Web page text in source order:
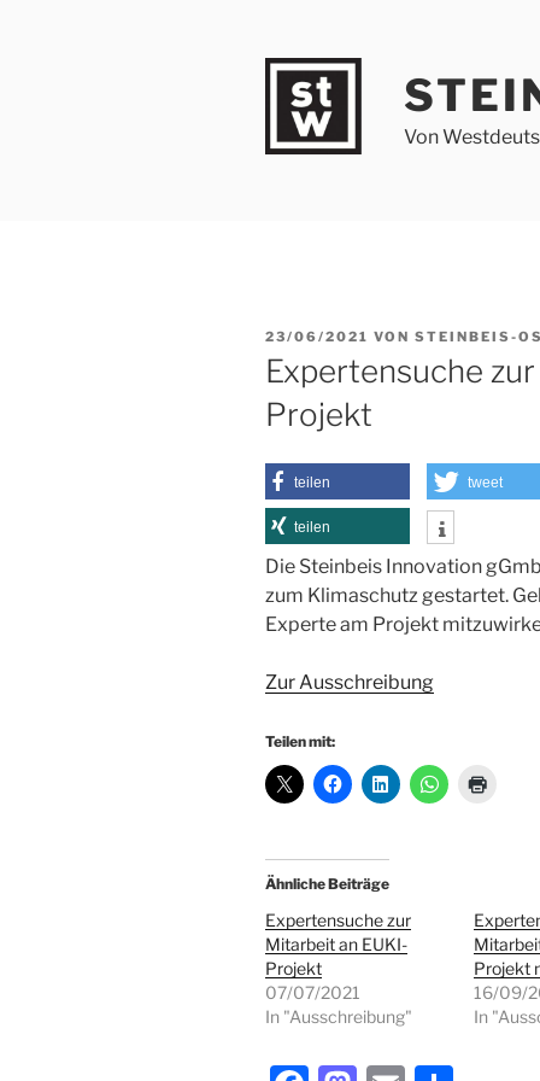
Von
VERÖFFENTLICHT
AM
23/06/2021 VON STEINBEIS-
Expertensuche
Projekt
teilen tweet
teilen
Die Steinbeis Innovation
zum Klimaschutz gestartet.
Experte am Projekt
Zur Ausschreibung
Teilen mit:
Ähnliche Beiträge
Expertensuche zur
Mitarbeit an EUKI-
Projekt
07/07/2021
In "Ausschreibung"
Projekt
16/09/
In